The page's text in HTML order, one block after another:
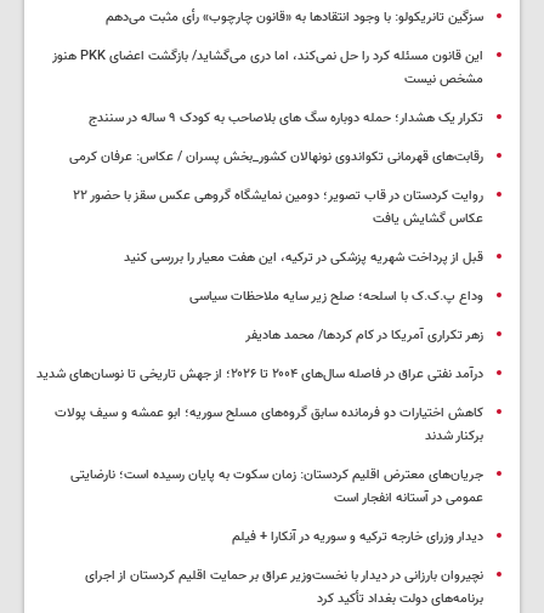
سزگین تانریکولو: با وجود انتقادها به «قانون چارچوب» رأی مثبت می‌دهم
این قانون مسئله کرد را حل نمی‌کند، اما دری می‌گشاید/ بازگشت اعضای PKK هنوز
مشخص نیست
تکرار یک هشدار؛ حمله دوباره سگ های بلاصاحب به کودک ۹ ساله در سنندج
رقابت‌های قهرمانی تکواندوی نونهالان کشور_بخش پسران / عکاس: عرفان کرمی
روایت کردستان در قاب تصویر؛ دومین نمایشگاه گروهی عکس سقز با حضور ۲۲
عکاس گشایش یافت
قبل از پرداخت شهریه پزشکی در ترکیه، این هفت معیار را بررسی کنید
وداع پ.ک.ک با اسلحه؛ صلح زیر سایه ملاحظات سیاسی
زهر تکراری آمریکا در کام کردها/ محمد هادیفر
درآمد نفتی عراق در فاصله سال‌های ۲۰۰۴ تا ۲۰۲۶؛ از جهش تاریخی تا نوسان‌های شدید
کاهش اختیارات دو فرمانده سابق گروه‌های مسلح سوریه؛ ابو عمشه و سیف پولات
برکنار شدند
جریان‌های معترض اقلیم کردستان: زمان سکوت به پایان رسیده است؛ نارضایتی
عمومی در آستانه انفجار است
دیدار وزرای خارجه ترکیه و سوریه در آنکارا + فیلم
نچیروان بارزانی در دیدار با نخست‌وزیر عراق بر حمایت اقلیم کردستان از اجرای
برنامه‌های دولت بغداد تأکید کرد